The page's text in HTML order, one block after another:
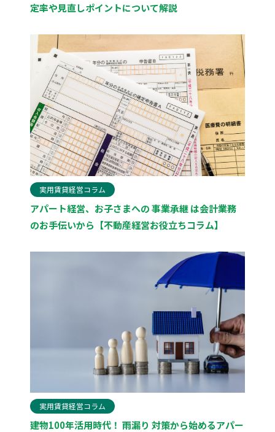
定率や見直しポイントについて解説
実用賃貸経営コラム
アパート経営、お子さまへの 事業承継 は会計業務
のお手伝いから【不動産経営お役立ちコラム】
実用賃貸経営コラム
建物100年活用時代！ 雨漏り 対策から始めるアパー